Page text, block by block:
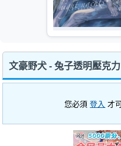
文豪野犬 - 兔子透明壓克
您必須登入 才